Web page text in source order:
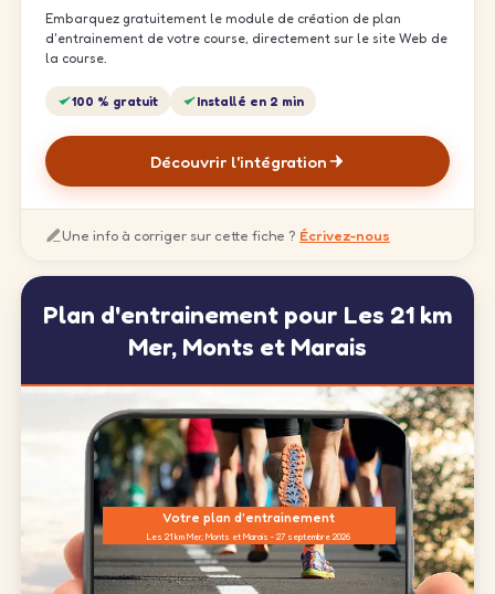
Embarquez gratuitement le module de création de plan
d'entrainement de votre course, directement sur le site Web de
la course.
100 % gratuit Installé en 2 min
Découvrir l'intégration
Une info à corriger sur cette fiche ? Écrivez-nous
Plan d'entrainement pour Les 21 km
Mer, Monts et Marais
Votre plan d'entrainement
Les 21 km Mer, Monts et Marais - 27 septembre 2026